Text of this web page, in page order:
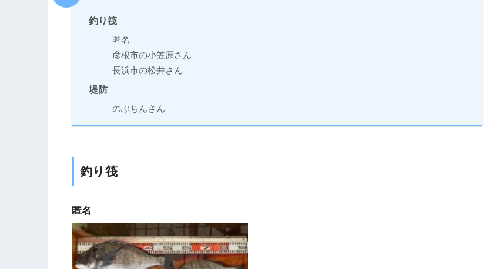
釣り筏
匿名
彦根市の小笠原さん
長浜市の松井さん
堤防
のぶちんさん
釣り筏
匿名